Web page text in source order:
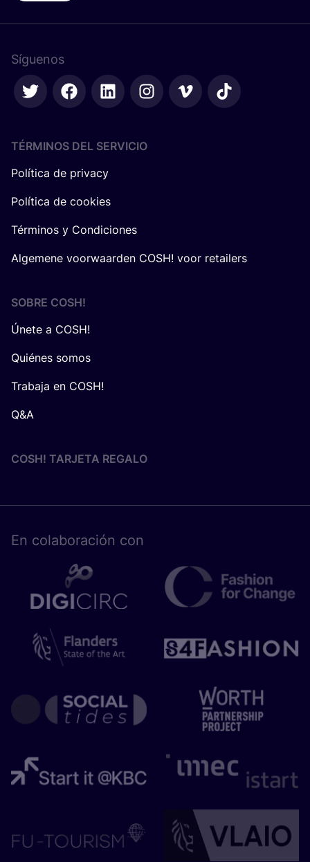
Síguenos
TÉRMINOS DEL SERVICIO
Política de privacy
Política de cookies
Términos y Condiciones
Algemene voorwaarden COSH! voor retailers
SOBRE COSH!
Únete a COSH!
Quiénes somos
Trabaja en COSH!
Q&A
COSH! TARJETA REGALO
En cola­bo­ra­ción con